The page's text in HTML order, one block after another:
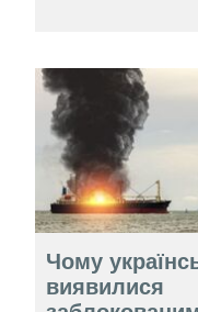
Чому
виявилися